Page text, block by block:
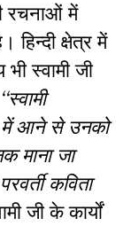
रचनाओं में
हिन्दी क्षेत्र में
स्वामी जी
‘‘स्वामी
में आने से उनको
माना जा
कविता
जी के कार्यों